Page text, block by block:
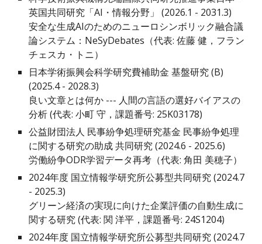
英国共同研究「AI・情報分野」 (2026.1 - 2031.3)
安全な生成AIのためのニューロシンボリック融合議
論システム：NeSyDebates（代表:佐藤 健，フラン
チェスカ・トニ）
日本学術振興会科学研究費補助金 基盤研究 (B)
(2025.4 - 2028.3)
良い文章とは何か --- 人間の言語の選好バイアスの
分析(代表:小町 守 ，課題番号: 25K03178)
公益財団法人 民事紛争処理研究基金 民事紛争処理
に関する研究の助成 共同研究 (2024.6 - 2025.6)
労働紛争ODR学習データ再考 （代表: 角田 美穂子）
2024年度 国立情報学研究所公募型共同研究 (2024.7
- 2025.3)
グリーン経済の実現に向けた企業評価の自動生成に
関する研究(代表: 関 洋平，課題番号: 24S1204)
2024年度 国立情報学研究所公募型共同研究 (2024.7